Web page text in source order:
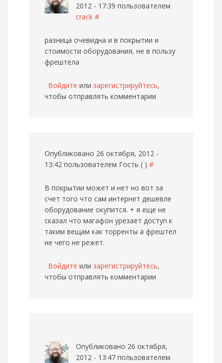
2012 - 17:39 пользователем
crack #
разница очевидна и в покрытии и
стоимости оборудования, не в пользу
фрештела
Войдите или зарегистрируйтесь,
чтобы отправлять комментарии
Опубликовано 26 октября, 2012 -
13:42 пользователем Гость ( ) #
В покрытии может и нет но вот за
счет того что сам интернет дешевле
оборудование окупится. + я еще не
сказал что магафон урезает доступ к
таким вещам как торренты а фрештел
не чего не режет.
Войдите или зарегистрируйтесь,
чтобы отправлять комментарии
Опубликовано 26 октября,
2012 - 13:47 пользователем